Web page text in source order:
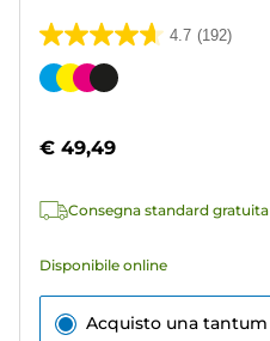
4.7 (192)
4.7
su
192
Cartuccia
€ 49,49
Consegna standard gratuita
Disponibile online
Acquisto una tantum